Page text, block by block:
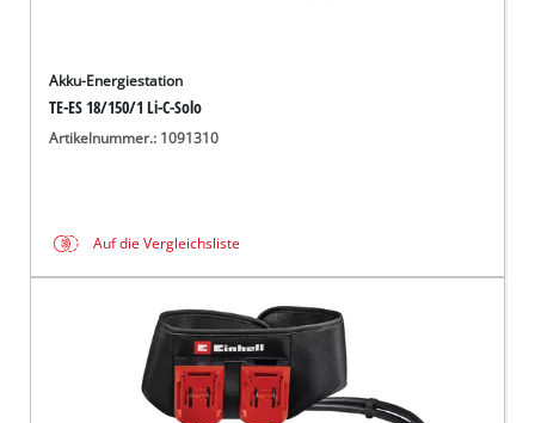
Akku-Energiestation
TE-ES 18/150/1 Li-C-Solo
Artikelnummer.: 1091310
Auf die Vergleichsliste